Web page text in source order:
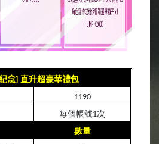
念]直升超豪華禮包
1190
每個帳號1次
數量